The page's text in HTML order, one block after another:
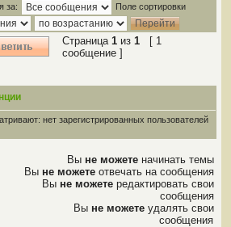
за: Поле сортировки
Страница 1 из 1 [ 1
сообщение ]
нет зарегистрированных пользователей
Вы не можете начинать темы
Вы не можете отвечать на сообщения
Вы не можете редактировать свои
сообщения
Вы не можете удалять свои
сообщения